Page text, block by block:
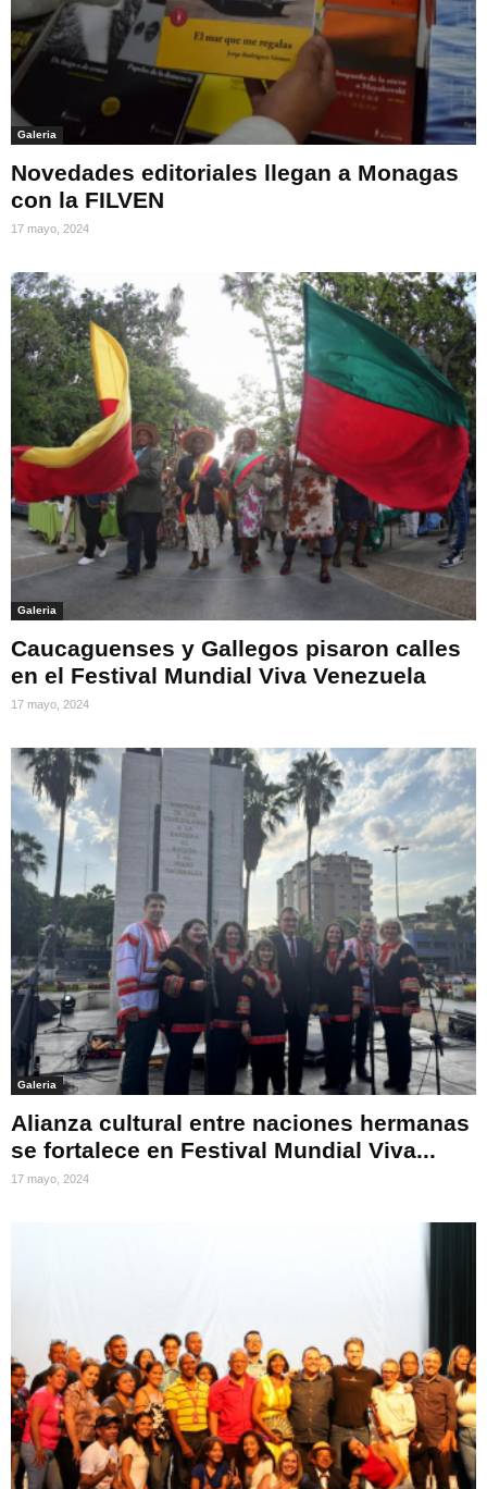
Galeria
Novedades editoriales llegan a Monagas
con la FILVEN
17 mayo, 2024
Galeria
Caucaguenses y Gallegos pisaron calles
en el Festival Mundial Viva Venezuela
17 mayo, 2024
Galeria
Alianza cultural entre naciones hermanas
se fortalece en Festival Mundial Viva...
17 mayo, 2024